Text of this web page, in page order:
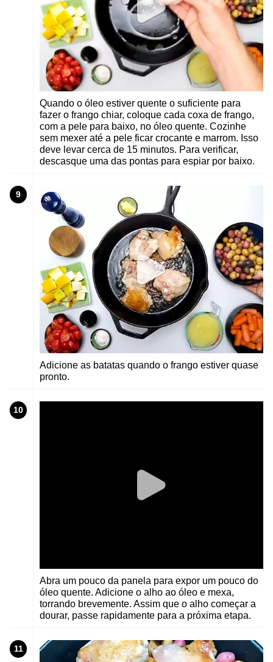
Quando o óleo estiver quente o suficiente para
fazer o frango chiar, coloque cada coxa de frango,
com a pele para baixo, no óleo quente. Cozinhe
sem mexer até a pele ficar crocante e marrom. Isso
deve levar cerca de 15 minutos. Para verificar,
descasque uma das pontas para espiar por baixo.
9
Adicione as batatas quando o frango estiver quase
pronto.
10
Abra um pouco da panela para expor um pouco do
óleo quente. Adicione o alho ao óleo e mexa,
torrando brevemente. Assim que o alho começar a
dourar, passe rapidamente para a próxima etapa.
11